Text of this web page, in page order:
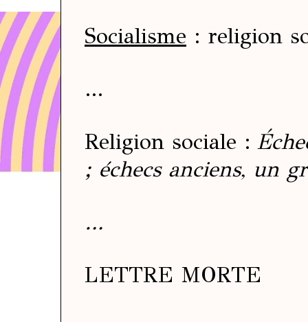
Socialisme : religion
…
Religion sociale :
; échecs anciens, un
…
LETTRE MORTE